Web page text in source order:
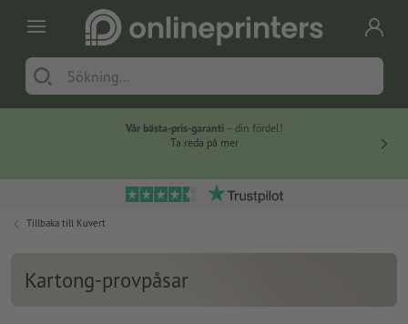
Vår bästa-pris-garanti – din fördel!
Ta reda på mer
Tillbaka till Kuvert
Kartong-provpåsar